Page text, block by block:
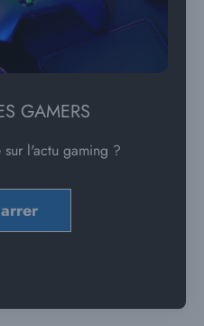
GAMERS
sur l'actu gaming ?